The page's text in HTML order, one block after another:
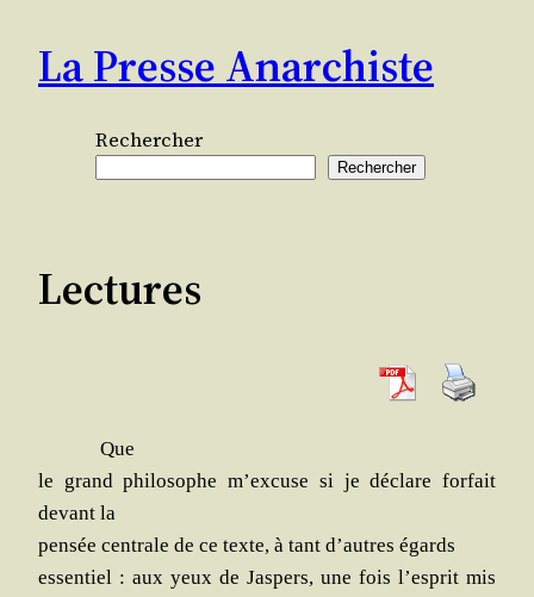
contenu
La Presse Anarchiste
Rechercher
Rechercher
Lectures
Que
le grand phi­lo­sophe m’excuse si je déclare for­fait
devant la
pen­sée cen­trale de ce texte, à tant d’autres égards
essen­tiel : aux yeux de Jas­pers, une fois l’esprit mis